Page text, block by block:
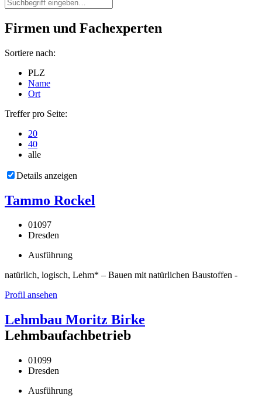
Firmen und Fachexperten
Sortiere nach:
PLZ
Name
Ort
Treffer pro Seite:
20
40
alle
Details anzeigen
Tammo Rockel
01097
Dresden
Ausführung
natürlich, logisch, Lehm* – Bauen mit natürlichen Baustoffen -
Profil ansehen
Lehmbau Moritz Birke
Lehmbaufachbetrieb
01099
Dresden
Ausführung